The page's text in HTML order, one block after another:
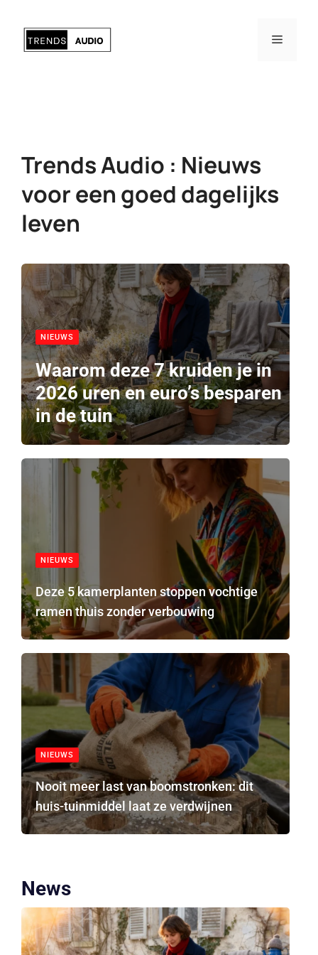
naar
Menu
Trends Audio : Nieuws
voor een goed dagelijks
leven
NIEUWS
Waarom deze 7 kruiden je in
2026 uren en euro’s besparen
in de tuin
NIEUWS
Deze 5 kamerplanten stoppen vochtige
ramen thuis zonder verbouwing
NIEUWS
Nooit meer last van boomstronken: dit
huis-tuinmiddel laat ze verdwijnen
News